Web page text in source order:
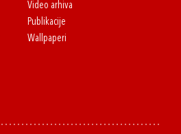
Video arhiva
Publikacije
Wallpaperi